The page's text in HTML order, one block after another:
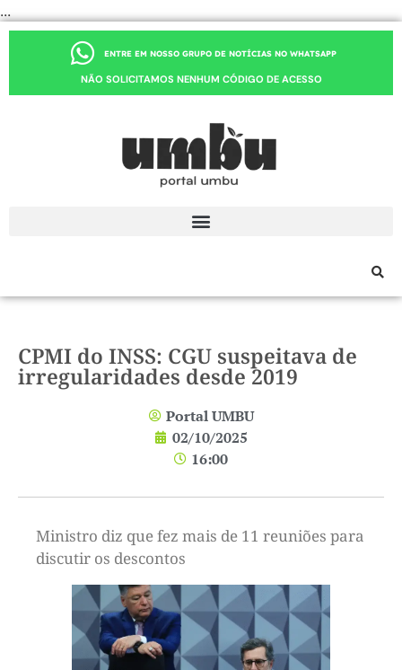
...
ENTRE EM NOSSO GRUPO DE NOTÍCIAS NO WHATSAPP
NÃO SOLICITAMOS NENHUM CÓDIGO DE ACESSO
CPMI do INSS: CGU suspeitava de
irregularidades desde 2019
Portal UMBU
02/10/2025
16:00
Ministro diz que fez mais de 11 reuniões para
discutir os descontos